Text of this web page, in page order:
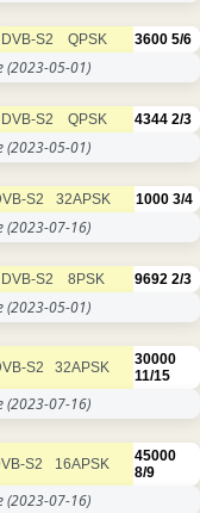
DVB-S2 QPSK 3600 5/6
(2023-05-01)
DVB-S2 QPSK 4344 2/3
(2023-05-01)
S2 32APSK 1000 3/4
(2023-07-16)
DVB-S2 8PSK 9692 2/3
(2023-05-01)
S2 32APSK
30000
11/15
(2023-07-16)
S2 16APSK
45000
8/9
(2023-07-16)